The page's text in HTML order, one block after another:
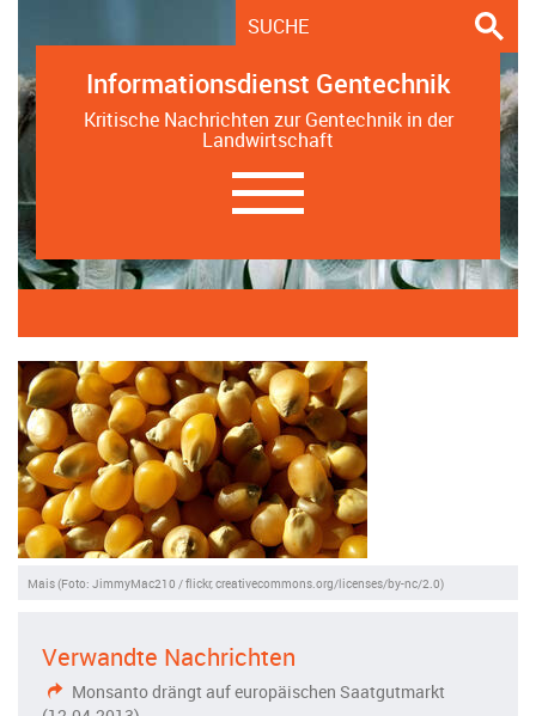
Informationsdienst Gentechnik
Kritische Nachrichten zur Gentechnik in der
Landwirtschaft
Navigation
ein-/ausblenden
Mais (Foto: JimmyMac210 / flickr, creativecommons.org/licenses/by-nc/2.0)
Verwandte Nachrichten
Monsanto drängt auf europäischen Saatgutmarkt